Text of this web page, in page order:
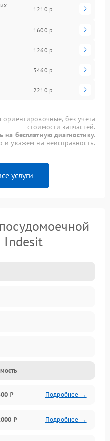
1210 р
1600 р
1260 р
3460 р
2210 р
без учета
стоимости запчастей.
на бесплатную диагностику.
укажем на неисправность.
услуги
₽ Подробнее →
₽ Подробнее →